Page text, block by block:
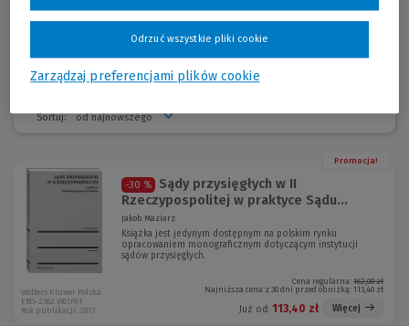
referendarz sądowy.
Sortuj:
Promocja!
-30 %
Sądy przysięgłych w II
Rzeczypospolitej w praktyce Sądu...
Jakob Maziarz
Książka jest jedynym dostępnym na polskim rynku
opracowaniem monograficznym dotyczącym instytucji
sądów przysięgłych.
Cena regularna: 162,00 zł
Najniższa cena z 30 dni przed obniżką: 113,40 zł
Już od: 113,40 zł Więcej
Wolters Kluwer Polska
EBO-2362 W01P01
Rok publikacji: 2017
Zarządzaj preferencjami plików cookie
Odrzuć wszystkie pliki cookie